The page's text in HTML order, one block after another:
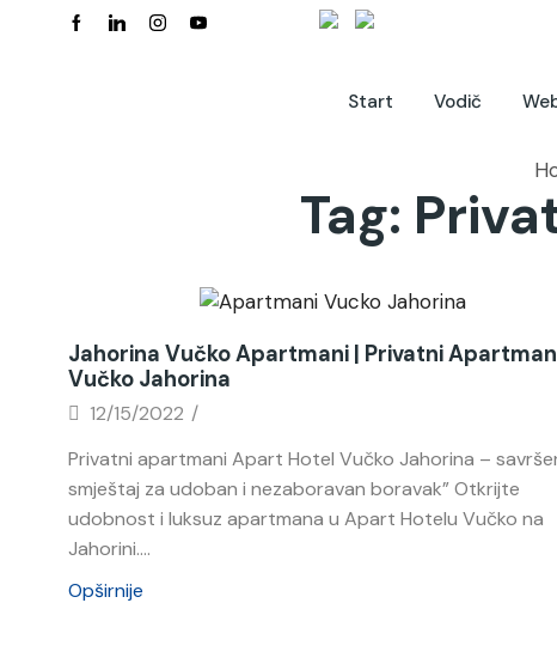
Start Vodič
Tag:
Jahorina Vučko Apartmani | Privatni
Vučko Jahorina
12/15/2022 /
Privatni apartmani Apart Hotel Vučko Jahorina –
smještaj za udoban i nezaboravan boravak” Otkrijte
udobnost i luksuz apartmana u Apart Hotelu Vučko na
Jahorini....
Opširnije